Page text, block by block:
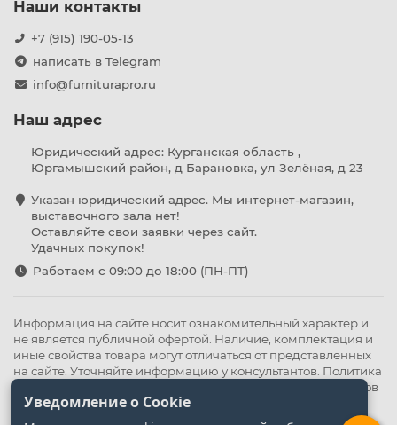
Наши контакты
+7 (915) 190-05-13
написать в Telegram
info@furniturapro.ru
Наш адрес
Юридический адрес: Курганская область ,
Юргамышский район, д Барановка, ул Зелёная, д 23
Указан юридический адрес. Мы интернет-магазин,
выставочного зала нет!
Оставляйте свои заявки через сайт.
Удачных покупок!
Работаем с 09:00 до 18:00 (ПН-ПТ)
Информация на сайте носит ознакомительный характер и
не является публичной офертой. Наличие, комплектация и
иные свойства товара могут отличаться от представленных
на сайте. Уточняйте информацию у консультантов. Политика
Политика обработки файлов
cookie
Уведомление о Cookie